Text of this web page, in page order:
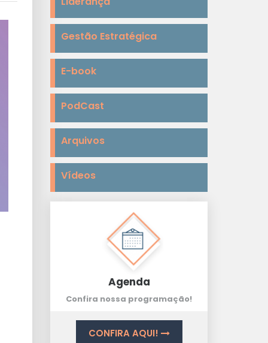
Gestão Estratégica
E-book
PodCast
Arquivos
Vídeos
Agenda
Confira nossa programação!
CONFIRA AQUI!